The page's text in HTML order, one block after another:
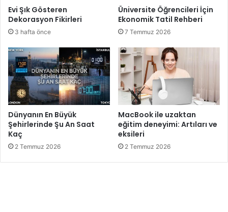
Evi Şık Gösteren
Dekorasyon Fikirleri
3 hafta önce
Üniversite Öğrencileri İçin
Ekonomik Tatil Rehberi
7 Temmuz 2026
Dünyanın En Büyük
Şehirlerinde Şu An Saat
Kaç
2 Temmuz 2026
MacBook ile uzaktan
eğitim deneyimi: Artıları ve
eksileri
2 Temmuz 2026